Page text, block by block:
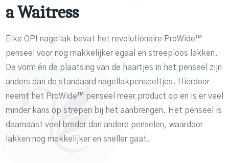
a Waitress
Elke OPI nagellak bevat het revolutionaire ProWide™
penseel voor nog makkelijker egaal en streeploos lakken.
De vorm én de plaatsing van de haartjes in het penseel zijn
anders dan de standaard nagellakpenseeltjes. Hierdoor
neemt het ProWide™ penseel meer product op en is er veel
minder kans op strepen bij het aanbrengen. Het penseel is
daarnaast veel breder dan andere penselen, waardoor
lakken nog makkelijker en sneller gaat.